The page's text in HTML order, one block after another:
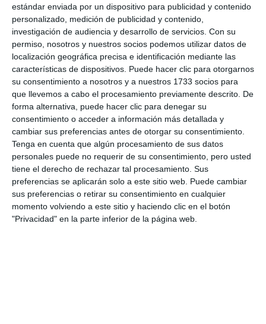
estándar enviada por un dispositivo para publicidad y contenido
personalizado, medición de publicidad y contenido,
investigación de audiencia y desarrollo de servicios. Con su
permiso, nosotros y nuestros socios podemos utilizar datos de
localización geográfica precisa e identificación mediante las
características de dispositivos. Puede hacer clic para otorgarnos
su consentimiento a nosotros y a nuestros 1733 socios para
que llevemos a cabo el procesamiento previamente descrito. De
forma alternativa, puede hacer clic para denegar su
consentimiento o acceder a información más detallada y
cambiar sus preferencias antes de otorgar su consentimiento.
Tenga en cuenta que algún procesamiento de sus datos
personales puede no requerir de su consentimiento, pero usted
tiene el derecho de rechazar tal procesamiento. Sus
preferencias se aplicarán solo a este sitio web. Puede cambiar
sus preferencias o retirar su consentimiento en cualquier
momento volviendo a este sitio y haciendo clic en el botón
"Privacidad" en la parte inferior de la página web.